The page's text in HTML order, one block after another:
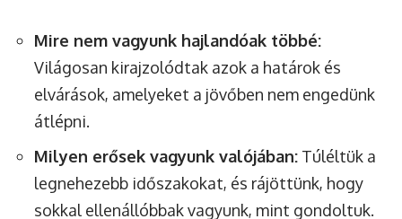
Mire nem vagyunk hajlandóak többé:
Világosan kirajzolódtak azok a határok és
elvárások, amelyeket a jövőben nem engedünk
átlépni.
Milyen erősek vagyunk valójában: Túléltük a
legnehezebb időszakokat, és rájöttünk, hogy
sokkal ellenállóbbak vagyunk, mint gondoltuk.